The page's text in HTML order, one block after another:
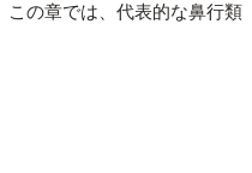
この章では、代表的な鼻行類